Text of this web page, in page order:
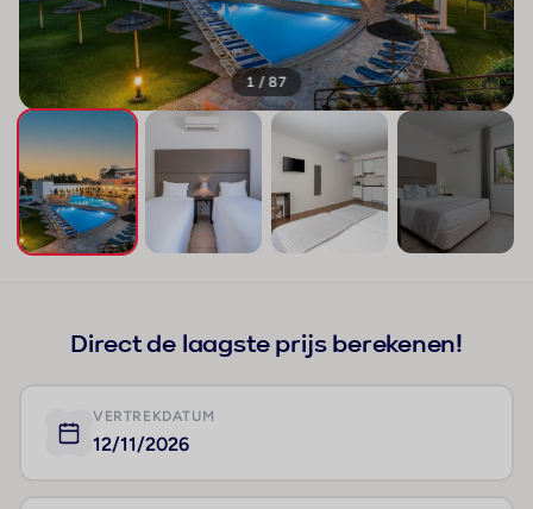
1 / 87
Direct de laagste prijs berekenen!
VERTREKDATUM
12/11/2026